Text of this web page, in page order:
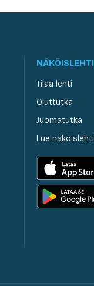
NÄKÖISLEHTI
Tilaa lehti
Oluttutka
Juomatutka
Lue näköislehti